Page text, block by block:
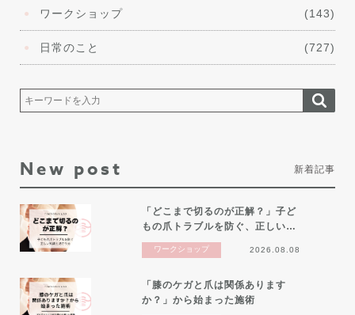
ワークショップ (143)
日常のこと (727)
New post 新着記事
「どこまで切るのが正解？」子ど
もの爪トラブルを防ぐ、正しい…
ワークショップ 2026.08.08
「膝のケガと爪は関係あります
か？」から始まった施術